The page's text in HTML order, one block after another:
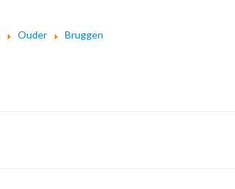
Ouder Bruggen